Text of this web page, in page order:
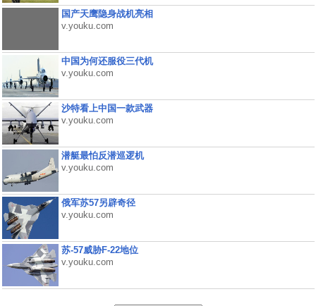
国产天鹰隐身战机亮相
v.youku.com
中国为何还服役三代机
v.youku.com
沙特看上中国一款武器
v.youku.com
潜艇最怕反潜巡逻机
v.youku.com
俄军苏57另辟奇径
v.youku.com
苏-57威胁F-22地位
v.youku.com